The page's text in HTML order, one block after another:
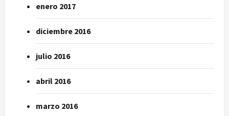
enero 2017
diciembre 2016
julio 2016
abril 2016
marzo 2016